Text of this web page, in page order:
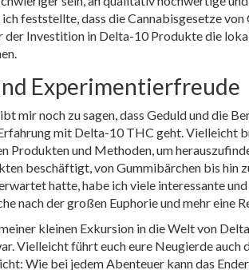
feststellte, dass die Cannabisgesetze
der Investition in Delta-10 Produkte die
Experimentierfreude
mir noch zu sagen, dass Geduld und die
mit Delta-10 THC geht. Vielleicht
Produkten und Methoden, um
beschäftigt, von Gummibärchen bis hin
hatte, habe ich viele interessante
nach der großen Euphorie und mehr eine
kleinen Exkursion in die Welt von
Vielleicht führt euch eure Neugierde
Wie bei jedem Abenteuer kann das